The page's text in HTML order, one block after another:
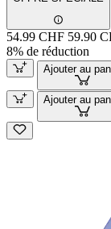
54.99 CHF 59.90
8% de réduction
Ajouter au
Ajouter au